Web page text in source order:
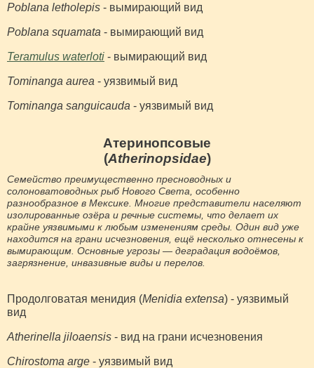
Poblana letholepis - вымирающий вид
Poblana squamata - вымирающий вид
Teramulus waterloti - вымирающий вид
Tominanga aurea - уязвимый вид
Tominanga sanguicauda - уязвимый вид
Атеринопсовые
(Atherinopsidae)
Семейство преимущественно пресноводных и
солоноватоводных рыб Нового Света, особенно
разнообразное в Мексике. Многие представители населяют
изолированные озёра и речные системы, что делает их
крайне уязвимыми к любым изменениям среды. Один вид уже
находится на грани исчезновения, ещё несколько отнесены к
вымирающим. Основные угрозы — деградация водоёмов,
загрязнение, инвазивные виды и перелов.
Продолговатая менидия (Menidia extensa) - уязвимый
вид
Atherinella jiloaensis - вид на грани исчезновения
Chirostoma arge - уязвимый вид